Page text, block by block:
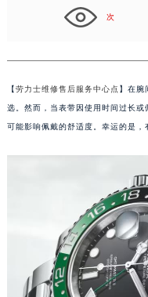
次
【劳力士维修售后服务中心点 】在腕
选。然而，当表带因使用时间过长
可能影响佩戴的舒适度。幸运的是，